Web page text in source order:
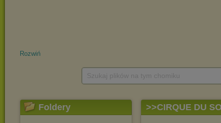
Rozwiń
Foldery >>CIRQUE DU